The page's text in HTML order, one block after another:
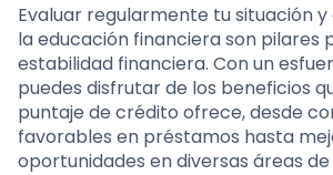
Evaluar regularmente tu situación
la educación financiera son pilares
estabilidad financiera. Con un
puedes disfrutar de los beneficios
puntaje de crédito ofrece, desde
favorables en préstamos hasta
oportunidades en diversas áreas de